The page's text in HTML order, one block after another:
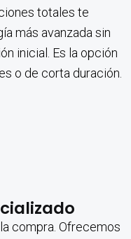
totales te
más avanzada sin
inicial. Es la opción
o de corta duración.
compra. Ofrecemos